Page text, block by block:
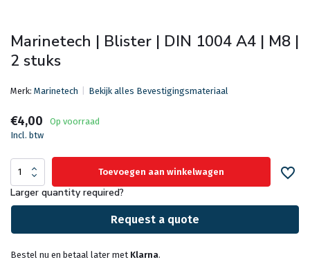
Marinetech | Blister | DIN 1004 A4 | M8 |
2 stuks
Merk: Marinetech Bekijk alles Bevestigingsmateriaal
€4,00
Op voorraad
Incl. btw
Toevoegen aan winkelwagen
Larger quantity required?
Request a quote
Bestel nu en betaal later met Klarna.